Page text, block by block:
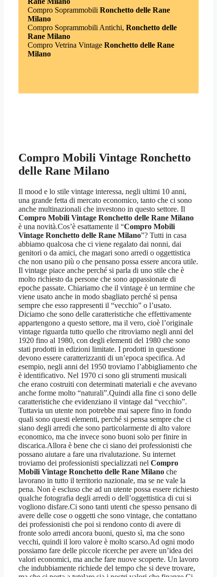
Compro Soprammobili Ronchetto delle Rane
Milano
Compro Soprammobili Antichi, Ronchetto delle
Rane Milano
Compro Vetrina VintageRonchetto delle Rane
Milano
Compro Mobili Vintage Ronchetto
delle Rane Milano
Il mood e lo stile vintage interessa, negli ultimi 10 anni,
una grande fetta di mercato economico, tanto che ci sono
anche multinazionali che investono in questo settore. Il
Compro Mobili Vintage Ronchetto delle Rane Milano
è una novità.Cos’è esattamente il “Compro Mobili
Vintage Ronchetto delle Rane Milano”? Tutti in casa
abbiamo qualcosa che ci viene regalato dai nonni, dai
genitori o da amici, che magari sono arredi o oggettistica
che non usano più o che pensano possa essere ancora utile.
Il vintage piace anche perché si parla di uno stile che è
molto richiesto da persone che sono appassionate di
epoche passate. Chiariamo che il vintage è un termine che
viene usato anche in modo sbagliato perché si pensa
sempre che esso rappresenti il “vecchio” o l’usato.
Diciamo che sono delle caratteristiche che effettivamente
appartengono a questo settore, ma il vero, cioè l’originale
vintage riguarda tutto quello che ritroviamo negli anni del
1920 fino al 1980, con degli elementi del 1980 che sono
stati prodotti in edizioni limitate. I prodotti in questione
devono essere caratterizzanti di un’epoca specifica. Ad
esempio, negli anni del 1950 troviamo l’abbigliamento che
è identificativo. Nel 1970 ci sono gli strumenti musicali
che erano costruiti con determinati materiali e che avevano
anche forme molto “naturali”.Quindi alla fine ci sono delle
caratteristiche che evidenziano il vintage dal “vecchio”.
Tuttavia un utente non potrebbe mai sapere fino in fondo
quali sono questi elementi, perché si pensa sempre che ci
siano degli arredi che sono particolarmente di alto valore
economico, ma che invece sono buoni solo per finire in
discarica.Allora è bene che ci siano dei professionisti che
possano aiutare a fare una rivalutazione. Su internet
troviamo dei professionisti specializzati nel Compro
Mobili Vintage Ronchetto delle Rane Milano che
lavorano in tutto il territorio nazionale, ma se ne vale la
pena. Non è escluso che ad un utente possa essere richiesto
qualche fotografia degli arredi o dell’oggettistica di cui si
vogliono disfare.Ci sono tanti utenti che spesso pensano di
avere delle cose o oggetti che sono vintage, che contattano
dei professionisti che poi si rendono conto di avere di
fronte solo arredi ancora buoni, questo sì, ma che sono
vecchi, quindi il loro valore è molto scarso.Ad ogni modo
possiamo fare delle piccole ricerche per avere un’idea dei
valori economici, ma anche fare nuove scoperte. Un lavoro
che indubbiamente richiede del tempo che si deve trovare,